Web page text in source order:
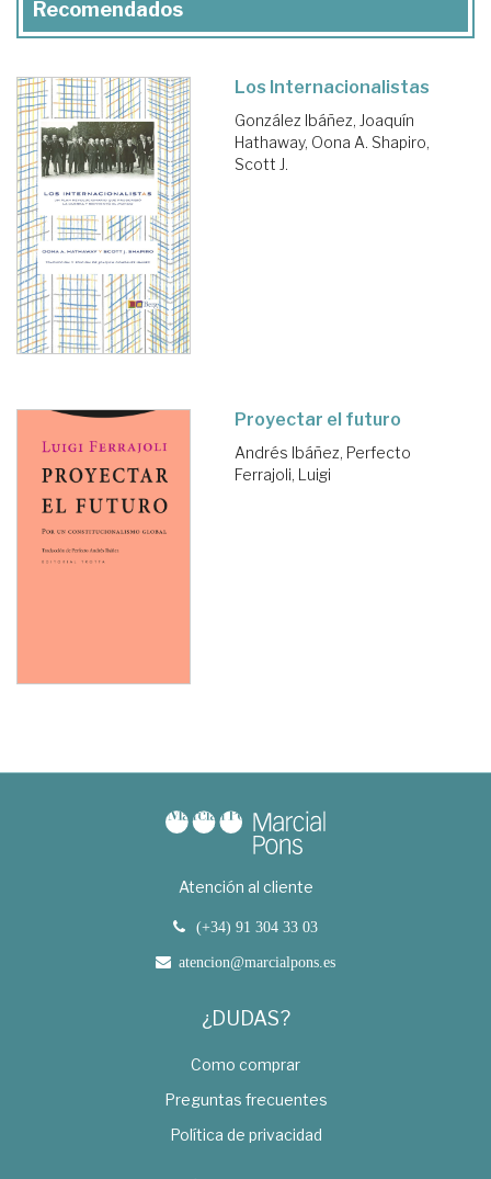
Recomendados
Los Internacionalistas
González Ibáñez, Joaquín
Hathaway, Oona A. Shapiro,
Scott J.
Proyectar el futuro
Andrés Ibáñez, Perfecto
Ferrajoli, Luigi
Atención al cliente
(+34) 91 304 33 03
atencion@marcialpons.es
¿DUDAS?
Como comprar
Preguntas frecuentes
Política de privacidad